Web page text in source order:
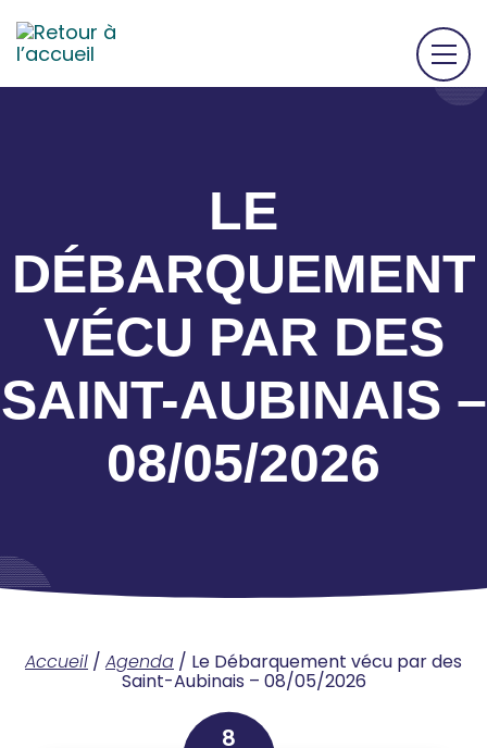
LE
DÉBARQUEMENT
VÉCU PAR DES
SAINT-AUBINAIS –
08/05/2026
Accueil / Agenda / Le Débarquement vécu par des
Saint-Aubinais – 08/05/2026
8